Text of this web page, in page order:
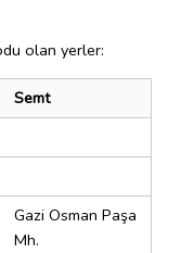
olan yerler:
Semt
Gazi Osman Paşa
Mh.